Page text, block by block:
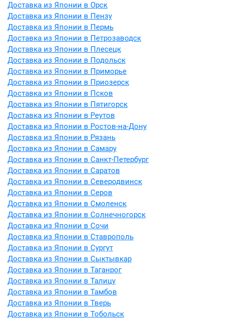
Доставка из Японии в Орск
Доставка из Японии в Пензу
Доставка из Японии в Пермь
Доставка из Японии в Петрозаводск
Доставка из Японии в Плесецк
Доставка из Японии в Подольск
Доставка из Японии в Приморье
Доставка из Японии в Приозерск
Доставка из Японии в Псков
Доставка из Японии в Пятигорск
Доставка из Японии в Реутов
Доставка из Японии в Ростов-на-Дону
Доставка из Японии в Рязань
Доставка из Японии в Самару
Доставка из Японии в Санкт-Петербург
Доставка из Японии в Саратов
Доставка из Японии в Северодвинск
Доставка из Японии в Серов
Доставка из Японии в Смоленск
Доставка из Японии в Солнечногорск
Доставка из Японии в Сочи
Доставка из Японии в Ставрополь
Доставка из Японии в Сургут
Доставка из Японии в Сыктывкар
Доставка из Японии в Таганрог
Доставка из Японии в Талицу
Доставка из Японии в Тамбов
Доставка из Японии в Тверь
Доставка из Японии в Тобольск